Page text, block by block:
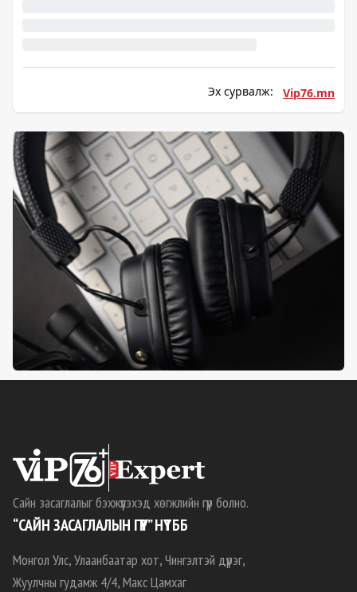
Эх сурвалж: Vip76.mn
Сайн засаглалыг бэхжүүлэхэд хөгжлийн гүүр болно.
“САЙН ЗАСАГЛАЛЫН ГҮҮР” НҮТББ
Монгол Улс, Улаанбаатар хот, Чингэлтэй дүүрэг,
Жуулчны гудамж 4/4, Макс Цамхаг